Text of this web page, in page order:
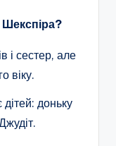
Шекспіра?
і сестер, але
віку.
доньку